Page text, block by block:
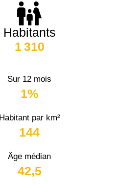
Habitants
1 310
Sur 12 mois
1%
Habitant par km²
144
Âge médian
42,5